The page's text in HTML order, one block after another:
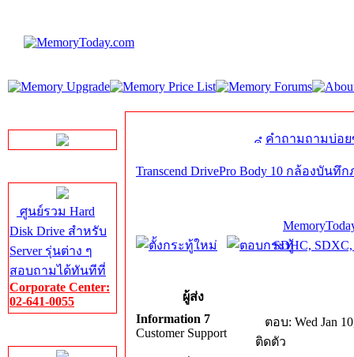
ศูนย์รวม Hard
Disk Drive สำหรับ
Server รุ่นต่าง ๆ
สอบถามได้ทันทีที่
Corporate Center:
02-641-0055
คำถามถามบ่อ
Transcend DrivePro Body 10 กล้องบันทึ
SDHC,
ผู้ส่ง
Information 7
Customer Support
ตอบ: Wed Jan
ติดตัว